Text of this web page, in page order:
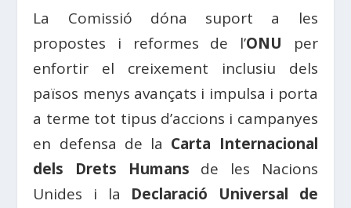
La Comissió dóna suport a les
propostes i reformes de l’ONU per
enfortir el creixement inclusiu dels
països menys avançats i impulsa i porta
a terme tot tipus d’accions i campanyes
en defensa de la Carta Internacional
dels Drets Humans de les Nacions
Unides i la Declaració Universal de